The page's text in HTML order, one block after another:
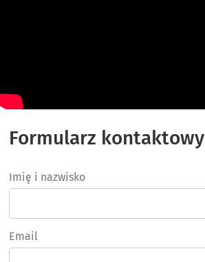
Formularz kontaktowy
Imię i nazwisko
Email